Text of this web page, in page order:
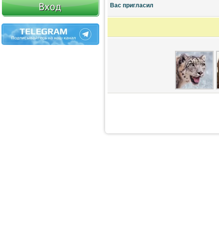
Ваc пригласил